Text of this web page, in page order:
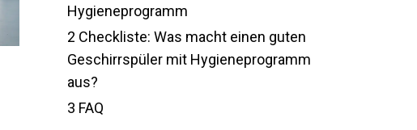
Hygieneprogramm
2 Checkliste: Was macht einen guten
Geschirrspüler mit Hygieneprogramm
aus?
3 FAQ